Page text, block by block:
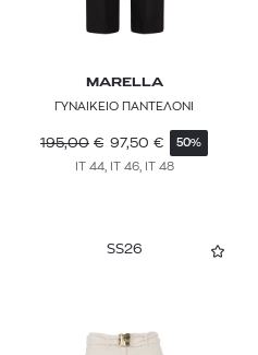
MARELLA
ΓΥΝΑΙΚΕΙΟ ΠΑΝΤΕΛΟΝΙ
195,00 € 97,50 € 50%
IT 44, IT 46, IT 48
SS26